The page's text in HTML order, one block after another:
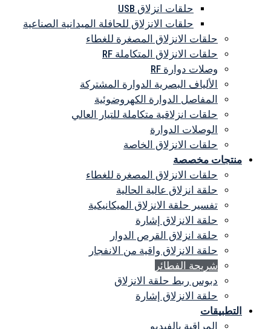
حلقات انزلاق USB
حلقات الانزلاق للحافلة الميدانية الصناعية
حلقات الانزلاق المصغرة للغطاء
حلقات الانزلاق المتكاملة RF
وصلات دوارة RF
الألياف البصرية الدوارة المشتركة
المفاصل الدوارة الكهروضوئية
حلقات انزلاقية متكاملة للتيار العالي
الوصلات الدوارة
حلقات الانزلاق الخاصة
منتجات مخصصة
حلقات الانزلاق المصغرة للغطاء
حلقة انزلاق عالية الحالية
تفسير حلقة الانزلاق الميكانيكية
حلقة الانزلاق إشارة
حلقة انزلاق القرص الدوار
حلقة الانزلاق واقية من الانفجار
شريحة الفطائر
دبوس ربط حلقة الانزلاق
حلقة الانزلاق إشارة
التطبيقات
المراقبة بالفيديو